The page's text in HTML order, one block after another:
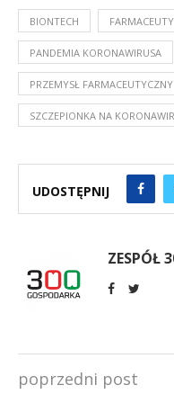
BIONTECH
PANDEMIA KORONAWIRUSA
PRZEMYSŁ FARMACEUTYCZNY
SZCZEPIONKA NA
UDOSTĘPNIJ
ZESPÓŁ
poprzedni post